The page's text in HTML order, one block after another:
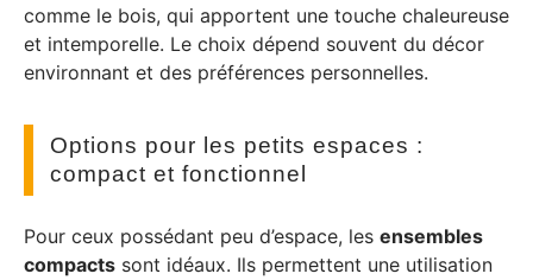
comme le bois, qui apportent une touche chaleureuse
et intemporelle. Le choix dépend souvent du décor
environnant et des préférences personnelles.
Options pour les petits espaces :
compact et fonctionnel
Pour ceux possédant peu d’espace, les ensembles
compacts sont idéaux. Ils permettent une utilisation